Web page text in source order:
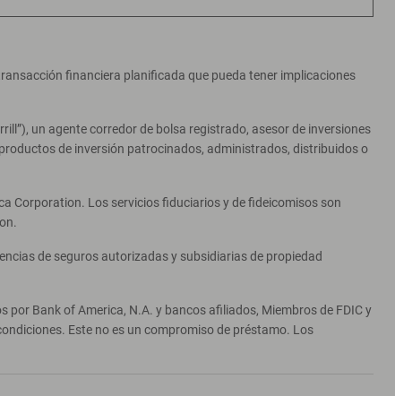
financiera planificada que pueda tener implicaciones
un agente corredor de bolsa registrado, asesor de inversiones
de inversión patrocinados, administrados, distribuidos o
Corporation. Los servicios fiduciarios y de fideicomisos son
de seguros autorizadas y subsidiarias de propiedad
Bank of America, N.A. y bancos afiliados, Miembros de FDIC y
Este no es un compromiso de préstamo. Los